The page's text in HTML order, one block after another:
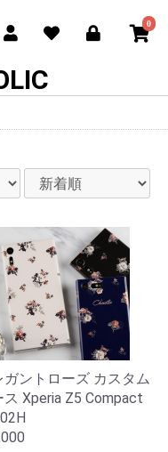
0
ガントローズ カスタム
ス Xperia Z5 Compact